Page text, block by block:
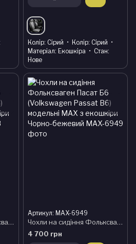
Колір Сірий Колір Сірий
Матеріал Екошкіра
Стан
Нове
Чохли на сидіння Фольксваген Пасат Б6 (Volkswagen Passat B6) модельні MAX з екошкіри Чорно-білий
Артикул: MAX-6949
Чохли на сидіння Фольксваген Пасат Б6 (Volkswagen Passat B6) модельні MAX з екошкіри Чорно-бежевий
4 700 грн